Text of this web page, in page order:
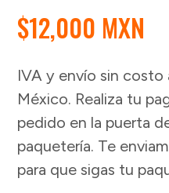
$12,000 MXN
IVA y envío sin costo
México. Realiza tu
pedido en la puerta
paquetería. Te
para que sigas tu